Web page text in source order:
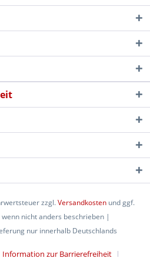
zzgl.Versandkosten und ggf.
nicht anders beschrieben |
nur innerhalb Deutschlands
Information zur Barrierefreiheit